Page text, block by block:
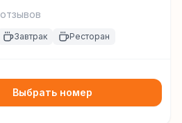
отзывов
Завтрак Ресторан
Выбрать номер